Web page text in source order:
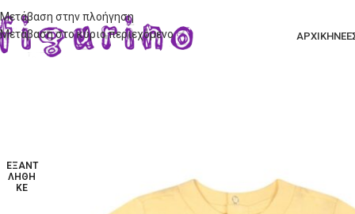
Μετάβαση στην πλοήγηση
Μετάβαση στο κύριο περιεχόμενο
ΑΡΧΙΚΗ
ΕΞΑΝΤ
ΛΉΘΗ
ΚΕ